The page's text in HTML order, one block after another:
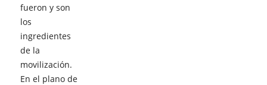
fueron y son
los
ingredientes
de la
movilización.
En el plano de